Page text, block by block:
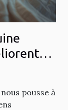
pousse à